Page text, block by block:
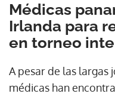
Médicas
Irlanda para
en torneo
A pesar de las largas
médicas han